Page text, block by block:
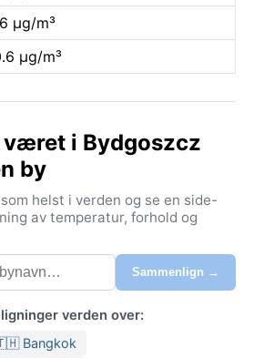
µg/m³
µg/m³
været i Bydgoszcz
by
helst i verden og se en side-
av temperatur, forhold og
Sammenlign →
verden over:
Bangkok